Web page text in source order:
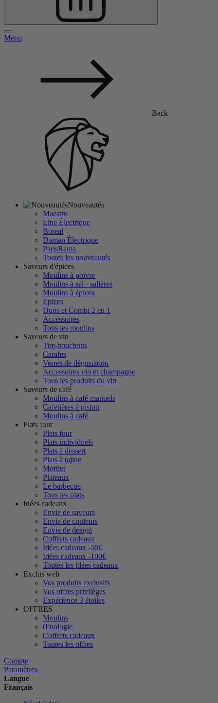
Menu
Back
Nouveautés
Maestro
Line Électrique
Boreal
Daman Électrique
ParisRama
Toutes les nouveautés
Saveurs d'épices
Moulins à poivre
Moulins à sel - salières
Moulins à épices
Epices
Duos et Combi 2 en 1
Accessoires
Tous les moulins
Saveurs de vin
Tire-bouchons
Carafes
Verres de dégustation
Accessoires vin et champagne
Tous les produits du vin
Saveurs de café
Moulins à café manuels
Cafetières à piston
Moulins à café
Plats four
Plats four
Plats individuels
Plats à dessert
Plats à tajine
Mortier
Plateaux
Le barbecue
Tous les plats
Idées cadeaux
Envie de saveurs
Envie de couleurs
Envie de design
Coffrets cadeaux
Idées cadeaux -50€
Idées cadeaux -100€
Toutes les idées cadeaux
Exclus web
Vos produits exclusifs
Vos offres privilèges
Expérience 3 étoiles
OFFRES
Moulins
Œnologie
Coffrets cadeaux
Toutes les offres
Compte
Paramètres
Langue
Français